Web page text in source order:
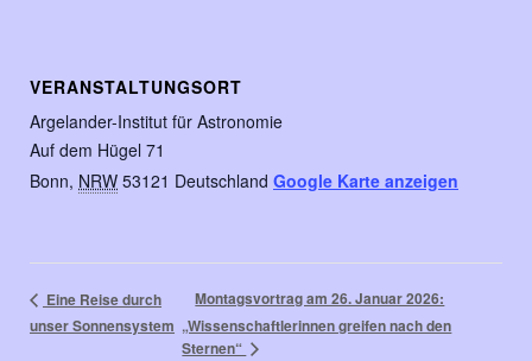
VERANSTALTUNGSORT
Argelander-Institut für Astronomie
Auf dem Hügel 71
Bonn, NRW 53121 Deutschland Google Karte anzeigen
Eine Reise durch
unser Sonnensystem
Montagsvortrag am 26. Januar 2026:
„Wissenschaftlerinnen greifen nach den
Sternen“